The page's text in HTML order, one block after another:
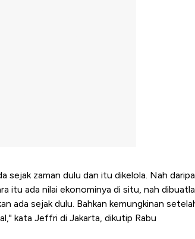
sejak zaman dulu dan itu dikelola. Nah
itu ada nilai ekonominya di situ, nah
ada sejak dulu. Bahkan kemungkinan
kata Jeffri di Jakarta, dikutip Rabu